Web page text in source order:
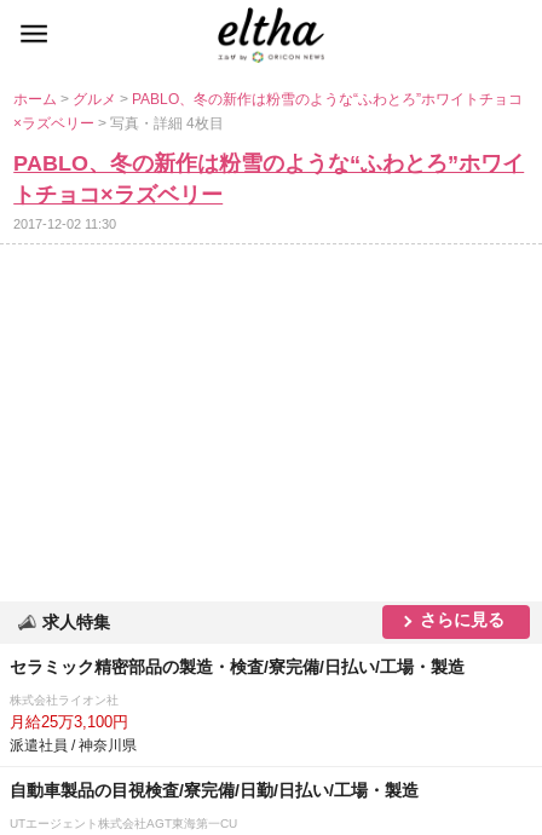
ホーム> グルメ> PABLO、冬の新作は粉雪のような“ふわとろ”ホワイトチョコ
×ラズベリー> 写真・詳細 4枚目
PABLO、冬の新作は粉雪のような“ふわとろ”ホワイ
トチョコ×ラズベリー
2017-12-02 11:30
求人特集 さらに見る
セラミック精密部品の製造・検査/寮完備/日払い/工場・製造
株式会社ライオン社
月給25万3,100円
派遣社員 / 神奈川県
自動車製品の目視検査/寮完備/日勤/日払い/工場・製造
UTエージェント株式会社AGT東海第一CU